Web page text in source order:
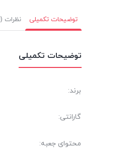
توضیحات تکمیلی نظرات (0)
توضیحات تکمیلی
برند:
گارانتی:
محتوای جعبه: